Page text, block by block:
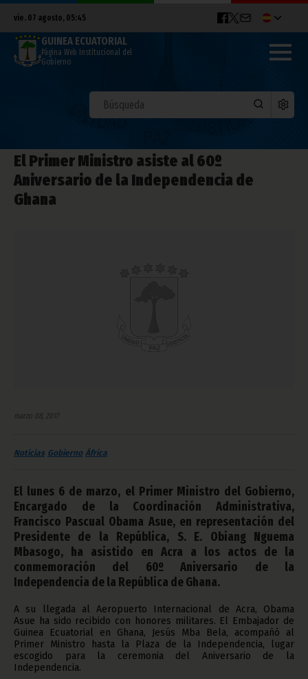
vie. 07 agosto, 05:45
GUINEA ECUATORIAL
Página Web Institucional del
Gobierno
El Primer Ministro asiste al 60º
Aniversario de la Independencia de
Ghana
marzo 08, 2017
Noticias Gobierno África
El lunes 6 de marzo, el Primer Ministro del Gobierno,
Encargado de la Coordinación Administrativa,
Francisco Pascual Obama Asue, en representación del
Presidente de la República, S. E. Obiang Nguema
Mbasogo, ha asistido en Acra a los actos de la
conmemoración del 60º Aniversario de la
Independencia de la República de Ghana.
A su llegada al Aeropuerto Internacional de Acra, Obama
Asue ha sido recibido con honores militares. El Embajador de
Guinea Ecuatorial en Ghana, Jesús Mba Bela, acompañó al
Primer Ministro hasta la Plaza de la Independencia, lugar
escogido para la ceremonia del Aniversario de la
Independencia.